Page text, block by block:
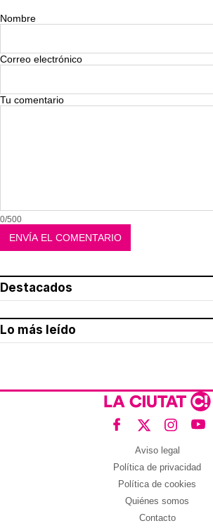
Nombre
Correo electrónico
Tu comentario
0/500
Destacados
Lo más leído
Aviso legal
Política de privacidad
Política de cookies
Quiénes somos
Contacto